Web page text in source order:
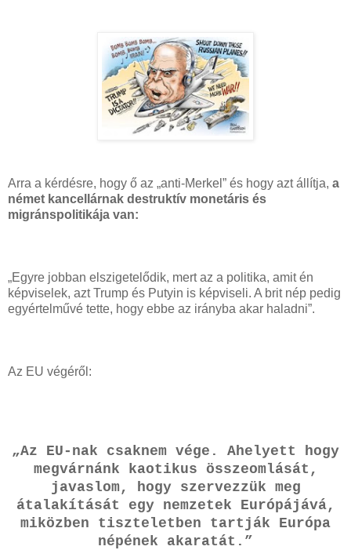
Arra a kérdésre, hogy ő az „anti-Merkel” és hogy azt állítja, a
német kancellárnak destruktív monetáris és
migránspolitikája van:
„Egyre jobban elszigetelődik, mert az a politika, amit én
képviselek, azt Trump és Putyin is képviseli. A brit nép pedig
egyértelművé tette, hogy ebbe az irányba akar haladni”.
Az EU végéről:
„Az EU-nak csaknem vége. Ahelyett hogy
megvárnánk kaotikus összeomlását,
javaslom, hogy szervezzük meg
átalakítását egy nemzetek Európájává,
miközben tiszteletben tartják Európa
népének akaratát.”